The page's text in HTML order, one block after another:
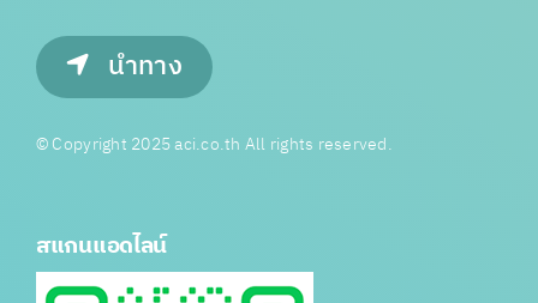
นำทาง
© Copyright 2025 aci.co.th All rights reserved.
สแกนแอดไลน์